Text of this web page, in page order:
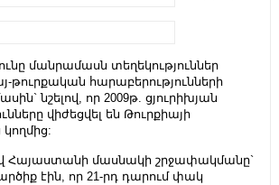
մանրամասն տեղեկություններ
թուրքական հարաբերությունների
նշելով, որ 2009թ. ցյուրիխյան
վիժեցվել են Թուրքիայի
Հայաստանի մասնակի շրջափակմանը`
էին, որ 21-րդ դարում փակ